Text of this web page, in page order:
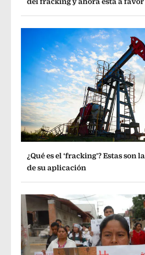
¿Qué es el ‘fracking’? Estas son
de su aplicación